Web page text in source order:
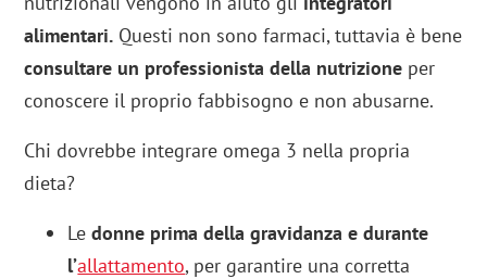
alimentari. Questi non sono farmaci, tuttavia è bene
consultare un professionista della nutrizione per
conoscere il proprio fabbisogno e non abusarne.
Chi dovrebbe integrare omega 3 nella propria
dieta?
Ledonne prima della gravidanza e durante
l’allattamento, per garantire una corretta